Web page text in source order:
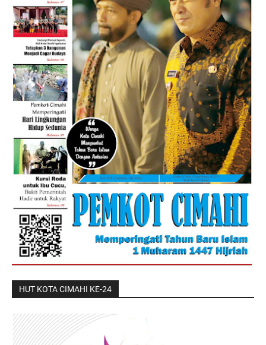
HUT KOTA CIMAHI KE-24